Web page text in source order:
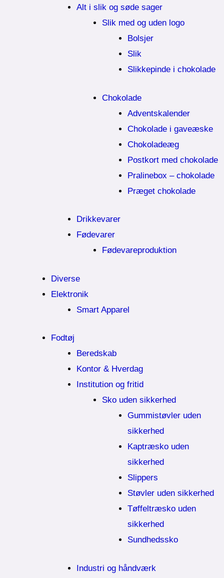
Alt i slik og søde sager
Slik med og uden logo
Bolsjer
Slik
Slikkepinde i chokolade
Chokolade
Adventskalender
Chokolade i gaveæske
Chokoladeæg
Postkort med chokolade
Pralinebox – chokolade
Præget chokolade
Drikkevarer
Fødevarer
Fødevareproduktion
Diverse
Elektronik
Smart Apparel
Fodtøj
Beredskab
Kontor & Hverdag
Institution og fritid
Sko uden sikkerhed
Gummistøvler uden
sikkerhed
Kaptræsko uden
sikkerhed
Slippers
Støvler uden sikkerhed
Tøffeltræsko uden
sikkerhed
Sundhedssko
Industri og håndværk